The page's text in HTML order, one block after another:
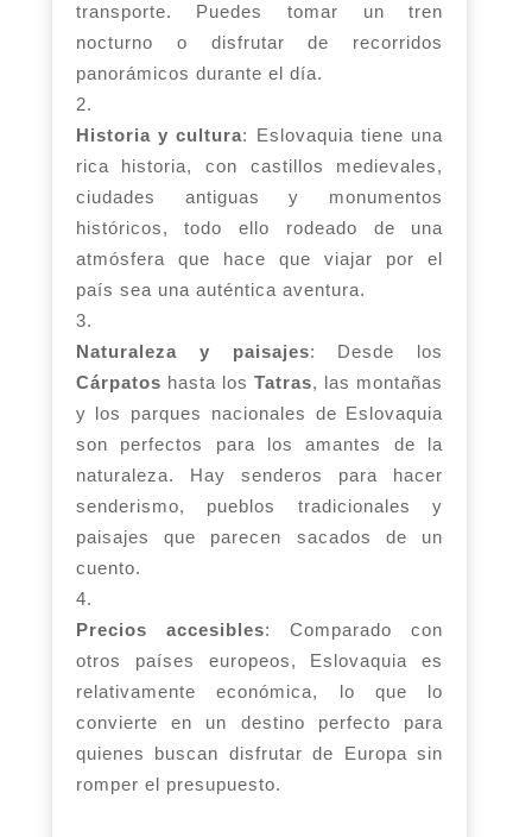
transporte. Puedes tomar un tren
nocturno o disfrutar de recorridos
panorámicos durante el día.
Historia y cultura: Eslovaquia tiene una
rica historia, con castillos medievales,
ciudades antiguas y monumentos
históricos, todo ello rodeado de una
atmósfera que hace que viajar por el
país sea una auténtica aventura.
Naturaleza y paisajes: Desde los
Cárpatos hasta losTatras, las montañas
y los parques nacionales de Eslovaquia
son perfectos para los amantes de la
naturaleza. Hay senderos para hacer
senderismo, pueblos tradicionales y
paisajes que parecen sacados de un
cuento.
Precios accesibles: Comparado con
otros países europeos, Eslovaquia es
relativamente económica, lo que lo
convierte en un destino perfecto para
quienes buscan disfrutar de Europa sin
romper el presupuesto.